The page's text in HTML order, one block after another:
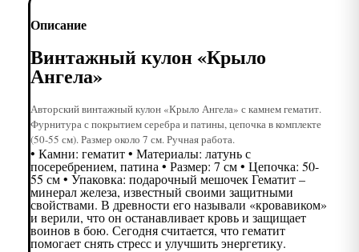
Описание
Винтажный кулон «Крыло
Ангела»
Авторский винтажный кулон «Крыло Ангела» с камнем гематит.
Фурнитура с покрытием серебра и патины, цепочка в комплекте
(50-55 см). Размер около 7 см. Ручная работа.
• Камни: гематит • Материалы: латунь с
посеребрением, патина • Размер: 7 см • Цепочка: 50-
55 см • Упаковка: подарочный мешочек Гематит –
минерал железа, известный своими защитными
свойствами. В древности его называли «кровавиком»
и верили, что он останавливает кровь и защищает
воинов в бою. Сегодня считается, что гематит
помогает снять стресс и улучшить энергетику.